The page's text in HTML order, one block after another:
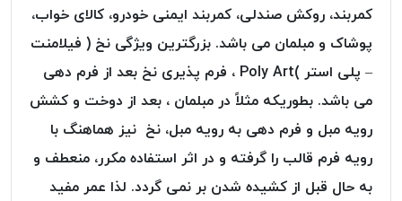
پلاس
PPLUS
نخ
توری
پلیسه
بتا
KORD
BETA
کمربند، روکش صندلی، کمربند ایمنی خودرو، کالای خواب،
پوشاک و مبلمان می باشد. بزرگترین ویژگی نخ ( فیلامنت
– پلی استر )Poly Art ، فرم پذیری نخ بعد از فرم دهی
می باشد. بطوریکه مثلاً در مبلمان ، بعد از دوخت و کشش
رویه مبل و فرم دهی به رویه مبل، نخ نیز هماهنگ با
رویه فرم قالب را گرفته و در اثر استفاده مکرر، منعطف و
به حال قبل از کشیده شدن بر نمی گردد. لذا عمر مفید